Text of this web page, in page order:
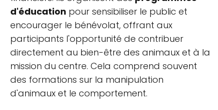
d'éducation pour sensibiliser le public et
encourager le bénévolat, offrant aux
participants l'opportunité de contribuer
directement au bien-être des animaux et à la
mission du centre. Cela comprend souvent
des formations sur la manipulation
d'animaux et le comportement.